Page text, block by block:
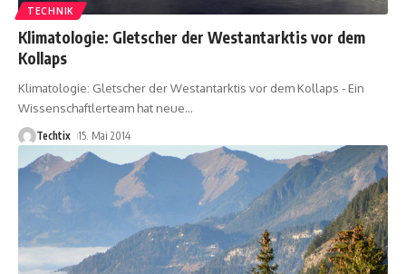
TECHNIK
Klimatologie: Gletscher der Westantarktis vor dem
Kollaps
Klimatologie: Gletscher der Westantarktis vor dem Kollaps - Ein
Wissenschaftlerteam hat neue…
Techtix 15. Mai 2014